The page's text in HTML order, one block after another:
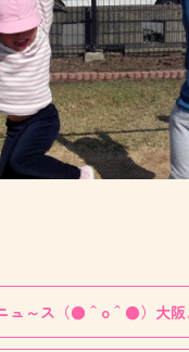
ュ～ス（●＾o＾●）大阪